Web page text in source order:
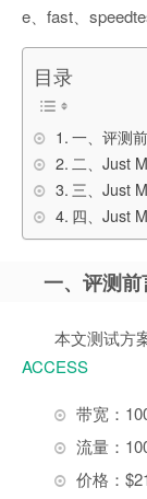
e、fast、
目录
一、评测
二、Just
三、Just
四、Just
一、评测前
本文测试方
ACCESS
带宽：
流量：
价格：